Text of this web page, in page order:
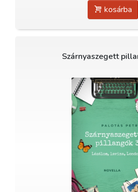
kosárba
Szárnyaszegett